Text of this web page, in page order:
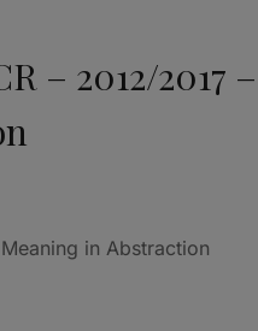
– 2012/2017 –
Meaning in Abstraction